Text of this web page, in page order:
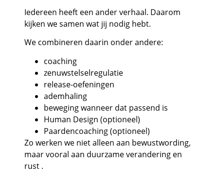
Iedereen heeft een ander verhaal. Daarom
kijken we samen wat jij nodig hebt.
We combineren daarin onder andere:
coaching
zenuwstelselregulatie
release-oefeningen
ademhaling
beweging wanneer dat passend is
Human Design (optioneel)
Paardencoaching (optioneel)
Zo werken we niet alleen aan bewustwording,
maar vooral aan duurzame verandering en
rust .